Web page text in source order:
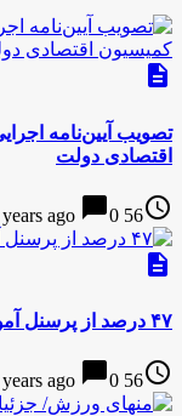
description
تصویب آیین‌نامه
اقتصادی دولت
access_time
56 years ago
chat_bubble0
description
۴۷ درصد از پرسنل آموزش و پرورش بازنشسته می شوند
access_time
56 years ago
chat_bubble0